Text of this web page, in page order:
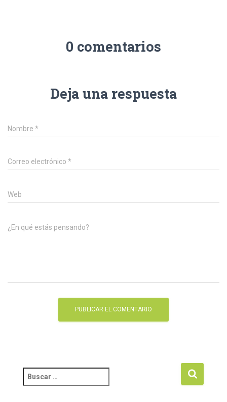
0 comentarios
Deja una respuesta
Nombre *
Correo electrónico *
Web
¿En qué estás pensando?